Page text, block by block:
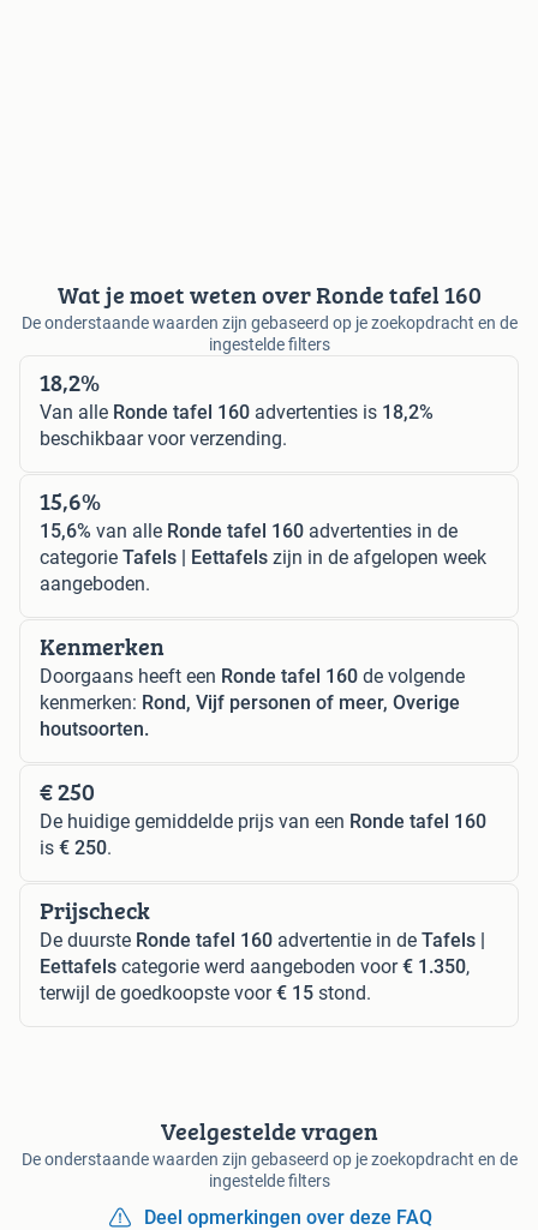
Wat je moet weten over Ronde tafel 160
De onderstaande waarden zijn gebaseerd op je zoekopdracht en de
ingestelde filters
18,2%
Van alle Ronde tafel 160 advertenties is 18,2%
beschikbaar voor verzending.
15,6%
15,6% van alle Ronde tafel 160 advertenties in de
categorie Tafels | Eettafels zijn in de afgelopen week
aangeboden.
Kenmerken
Doorgaans heeft een Ronde tafel 160 de volgende
kenmerken: Rond, Vijf personen of meer, Overige
houtsoorten.
€ 250
De huidige gemiddelde prijs van een Ronde tafel 160
is € 250.
Prijscheck
De duurste Ronde tafel 160 advertentie in de Tafels |
Eettafels categorie werd aangeboden voor€ 1.350,
terwijl de goedkoopste voor€ 15 stond.
Veelgestelde vragen
De onderstaande waarden zijn gebaseerd op je zoekopdracht en de
ingestelde filters
Deel opmerkingen over deze FAQ